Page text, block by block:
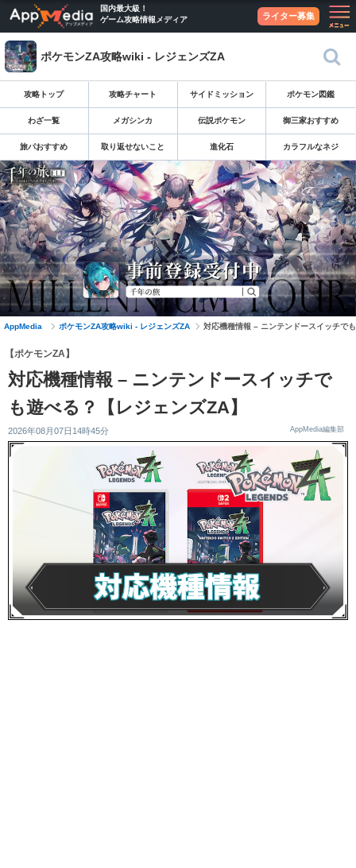
国内最大級！
ゲーム攻略情報メディア
ライター募集
ポケモンZA攻略wiki - レジェンズZA
攻略トップ 攻略チャート サイドミッション ポケモン図鑑
わざ一覧 メガシンカ 伝説ポケモン 御三家おすすめ
旅パおすすめ 取り返せないこと 進化石 カラフルなネジ
AppMedia ポケモンZA攻略wiki - レジェンズZA 対応機種情報 – ニンテンドースイッチで
【ポケモンZA】
対応機種情報 – ニンテンドースイッチで
も遊べる？【レジェンズZA】
2026年08月07日14時45分 AppMedia編集部